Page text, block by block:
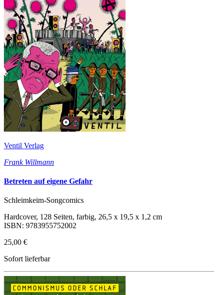
Ventil Verlag
Frank Willmann
Betreten auf eigene Gefahr
Schleimkeim-Songcomics
Hardcover, 128 Seiten, farbig, 26,5 x 19,5 x 1,2 cm
ISBN: 9783955752002
25,00 €
Sofort lieferbar